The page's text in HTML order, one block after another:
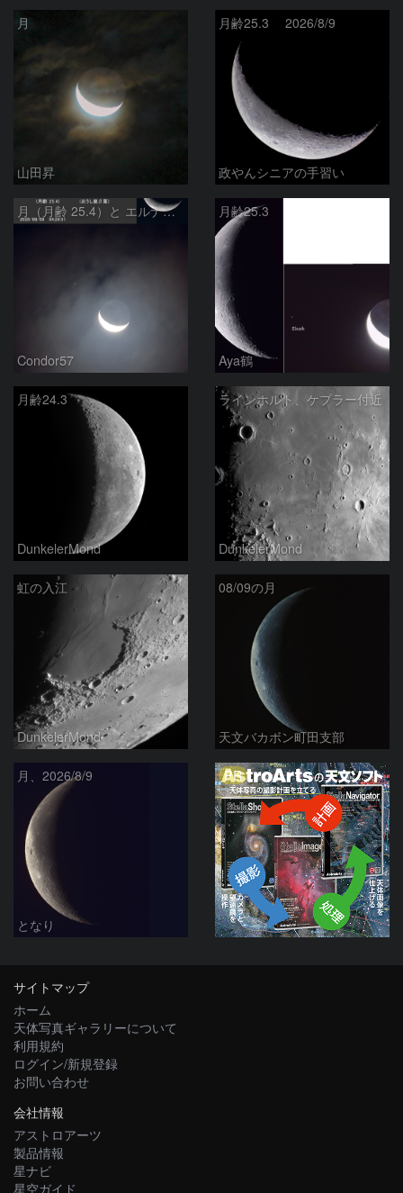
月
山田昇
月齢25.3 2026/8/9
政やんシニアの手習い
月（月齢 25.4）と エルナト（おうし座β星）
Condor57
月齢25.3
Aya鶴
月齢24.3
DunkelerMond
ラインホルト、ケプラー付近
DunkelerMond
虹の入江
DunkelerMond
08/09の月
天文バカボン町田支部
月、2026/8/9
となり
PR
サイトマップ
ホーム
天体写真ギャラリーについて
利用規約
ログイン/新規登録
お問い合わせ
会社情報
アストロアーツ
製品情報
星ナビ
星空ガイド